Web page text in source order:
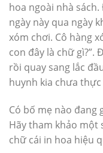
hoa ngoài nhà
ngày này qua ngày
xóm chơi. Cô hàng
con đây là chữ gì?”.
rồi quay sang lắc
huynh kia chưa
Có bố mẹ nào
Hãy tham khảo một
chữ cái in hoa hiệu